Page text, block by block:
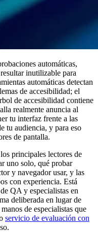
automáticas,
inutilizable para
automáticas detectan
de accesibilidad; el
de accesibilidad contiene
realmente anuncia al
tu interfaz frente a las
tu audiencia, y para eso
de pantalla.
principales lectores de
uno solo, qué probar
y navegador usar, y las
con experiencia. Está
QA y especialistas en
deliberada en lugar de
de especialistas que
servicio de evaluación con